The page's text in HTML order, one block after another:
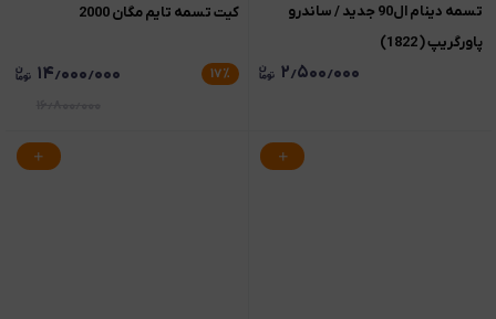
تسمه دینام ال90 جدید / ساندرو
پاورگریپ ( 1822)
۲٫۵۰۰٫۰۰۰
کیت تسمه تایم مگان 2000
۱۷٪ ۱۴٫۰۰۰٫۰۰۰